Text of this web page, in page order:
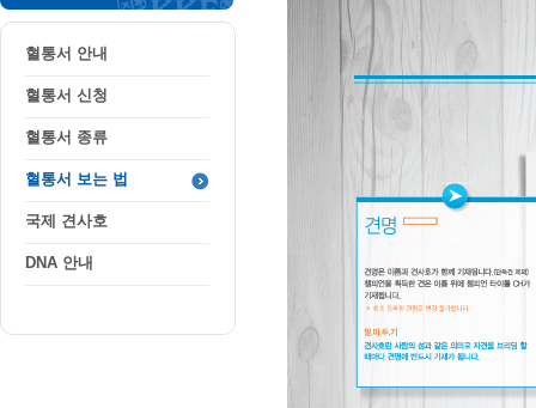
혈통서 안내
혈통서 신청
혈통서 종류
혈통서 보는 법
국제 견사호
DNA 안내